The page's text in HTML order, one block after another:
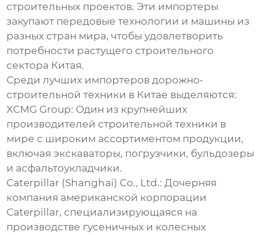
строительных проектов. Эти импортеры
закупают передовые технологии и машины из
разных стран мира, чтобы удовлетворить
потребности растущего строительного
сектора Китая.
Среди лучших импортеров дорожно-
строительной техники в Китае выделяются:
XCMG Group: Один из крупнейших
производителей строительной техники в
мире с широким ассортиментом продукции,
включая экскаваторы, погрузчики, бульдозеры
и асфальтоукладчики.
Caterpillar (Shanghai) Co., Ltd.: Дочерняя
компания американской корпорации
Caterpillar, специализирующаяся на
производстве гусеничных и колесных